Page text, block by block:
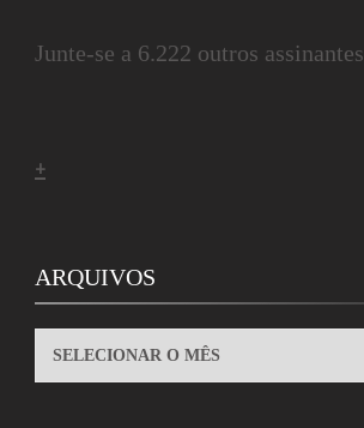
Junte-se a 6.222 outros assinantes
+
ARQUIVOS
ARQUIVOS